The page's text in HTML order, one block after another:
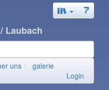
/ Laubach
uns
galerie
Login